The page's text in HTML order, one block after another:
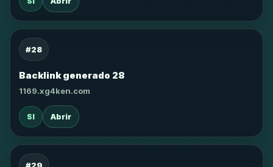
#28
Backlink generado 28
1169.xg4ken.com
SI Abrir